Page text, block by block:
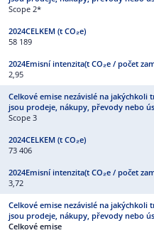
Scope 2*
58 189
2,95
Scope 3
73 406
3,72
Celkové emise